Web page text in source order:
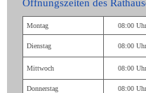
Montag 08:00
Dienstag 08:00
Mittwoch 08:00
Donnerstag 08:00